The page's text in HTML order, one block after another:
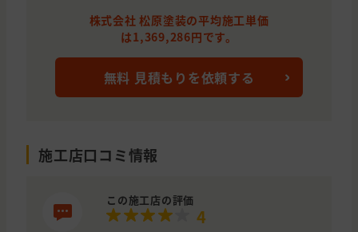
株式会社 松原塗装の平均施工単価
は1,369,286円です。
無料 見積もりを依頼する
施工店口コミ情報
この施工店の評価
4